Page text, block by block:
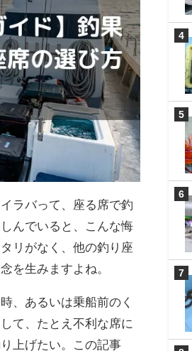
ラバって、座る席で釣
んでいると、こんな悔
リがなく、他の釣り座
を生みますよね。
、あるいは乗船前のく
て、たとえ不利な席に
上げたい。この記事